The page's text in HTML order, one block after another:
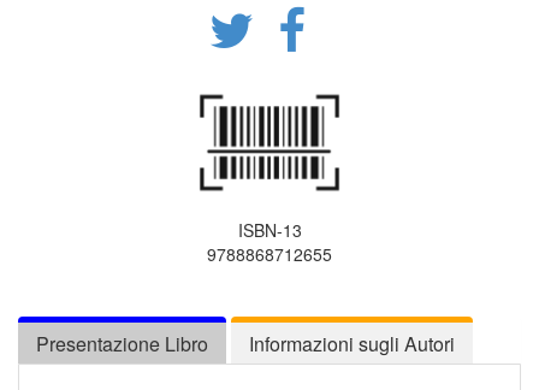
ISBN-13
9788868712655
Presentazione Libro Informazioni sugli Autori